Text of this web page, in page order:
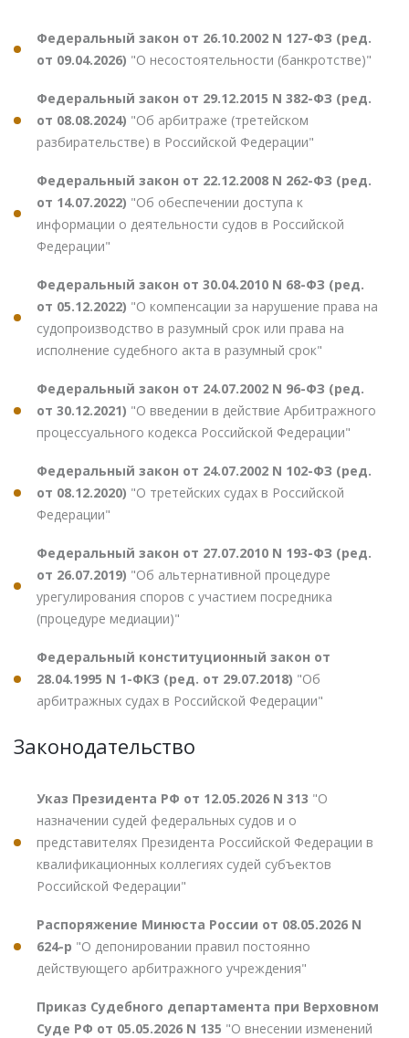
Федеральный закон от 26.10.2002 N 127-ФЗ (ред.
от 09.04.2026) "О несостоятельности (банкротстве)"
Федеральный закон от 29.12.2015 N 382-ФЗ (ред.
от 08.08.2024) "Об арбитраже (третейском
разбирательстве) в Российской Федерации"
Федеральный закон от 22.12.2008 N 262-ФЗ (ред.
от 14.07.2022) "Об обеспечении доступа к
информации о деятельности судов в Российской
Федерации"
Федеральный закон от 30.04.2010 N 68-ФЗ (ред.
от 05.12.2022) "О компенсации за нарушение права на
судопроизводство в разумный срок или права на
исполнение судебного акта в разумный срок"
Федеральный закон от 24.07.2002 N 96-ФЗ (ред.
от 30.12.2021) "О введении в действие Арбитражного
процессуального кодекса Российской Федерации"
Федеральный закон от 24.07.2002 N 102-ФЗ (ред.
от 08.12.2020) "О третейских судах в Российской
Федерации"
Федеральный закон от 27.07.2010 N 193-ФЗ (ред.
от 26.07.2019) "Об альтернативной процедуре
урегулирования споров с участием посредника
(процедуре медиации)"
Федеральный конституционный закон от
28.04.1995 N 1-ФКЗ (ред. от 29.07.2018) "Об
арбитражных судах в Российской Федерации"
Законодательство
Указ Президента РФ от 12.05.2026 N 313 "О
назначении судей федеральных судов и о
представителях Президента Российской Федерации в
квалификационных коллегиях судей субъектов
Российской Федерации"
Распоряжение Минюста России от 08.05.2026 N
624-р "О депонировании правил постоянно
действующего арбитражного учреждения"
Приказ Судебного департамента при Верховном
Суде РФ от 05.05.2026 N 135 "О внесении изменений